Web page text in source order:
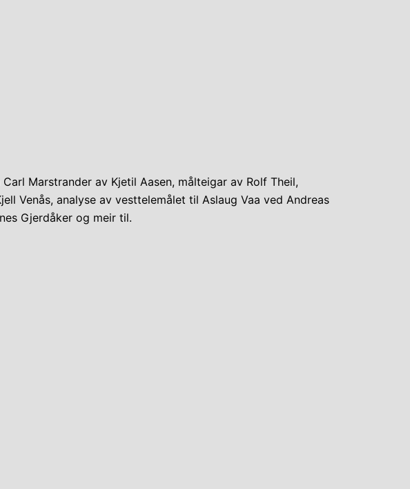
Marstrander av Kjetil Aasen, målteigar av Rolf Theil,
Venås, analyse av vesttelemålet til Aslaug Vaa ved Andreas
Gjerdåker og meir til.